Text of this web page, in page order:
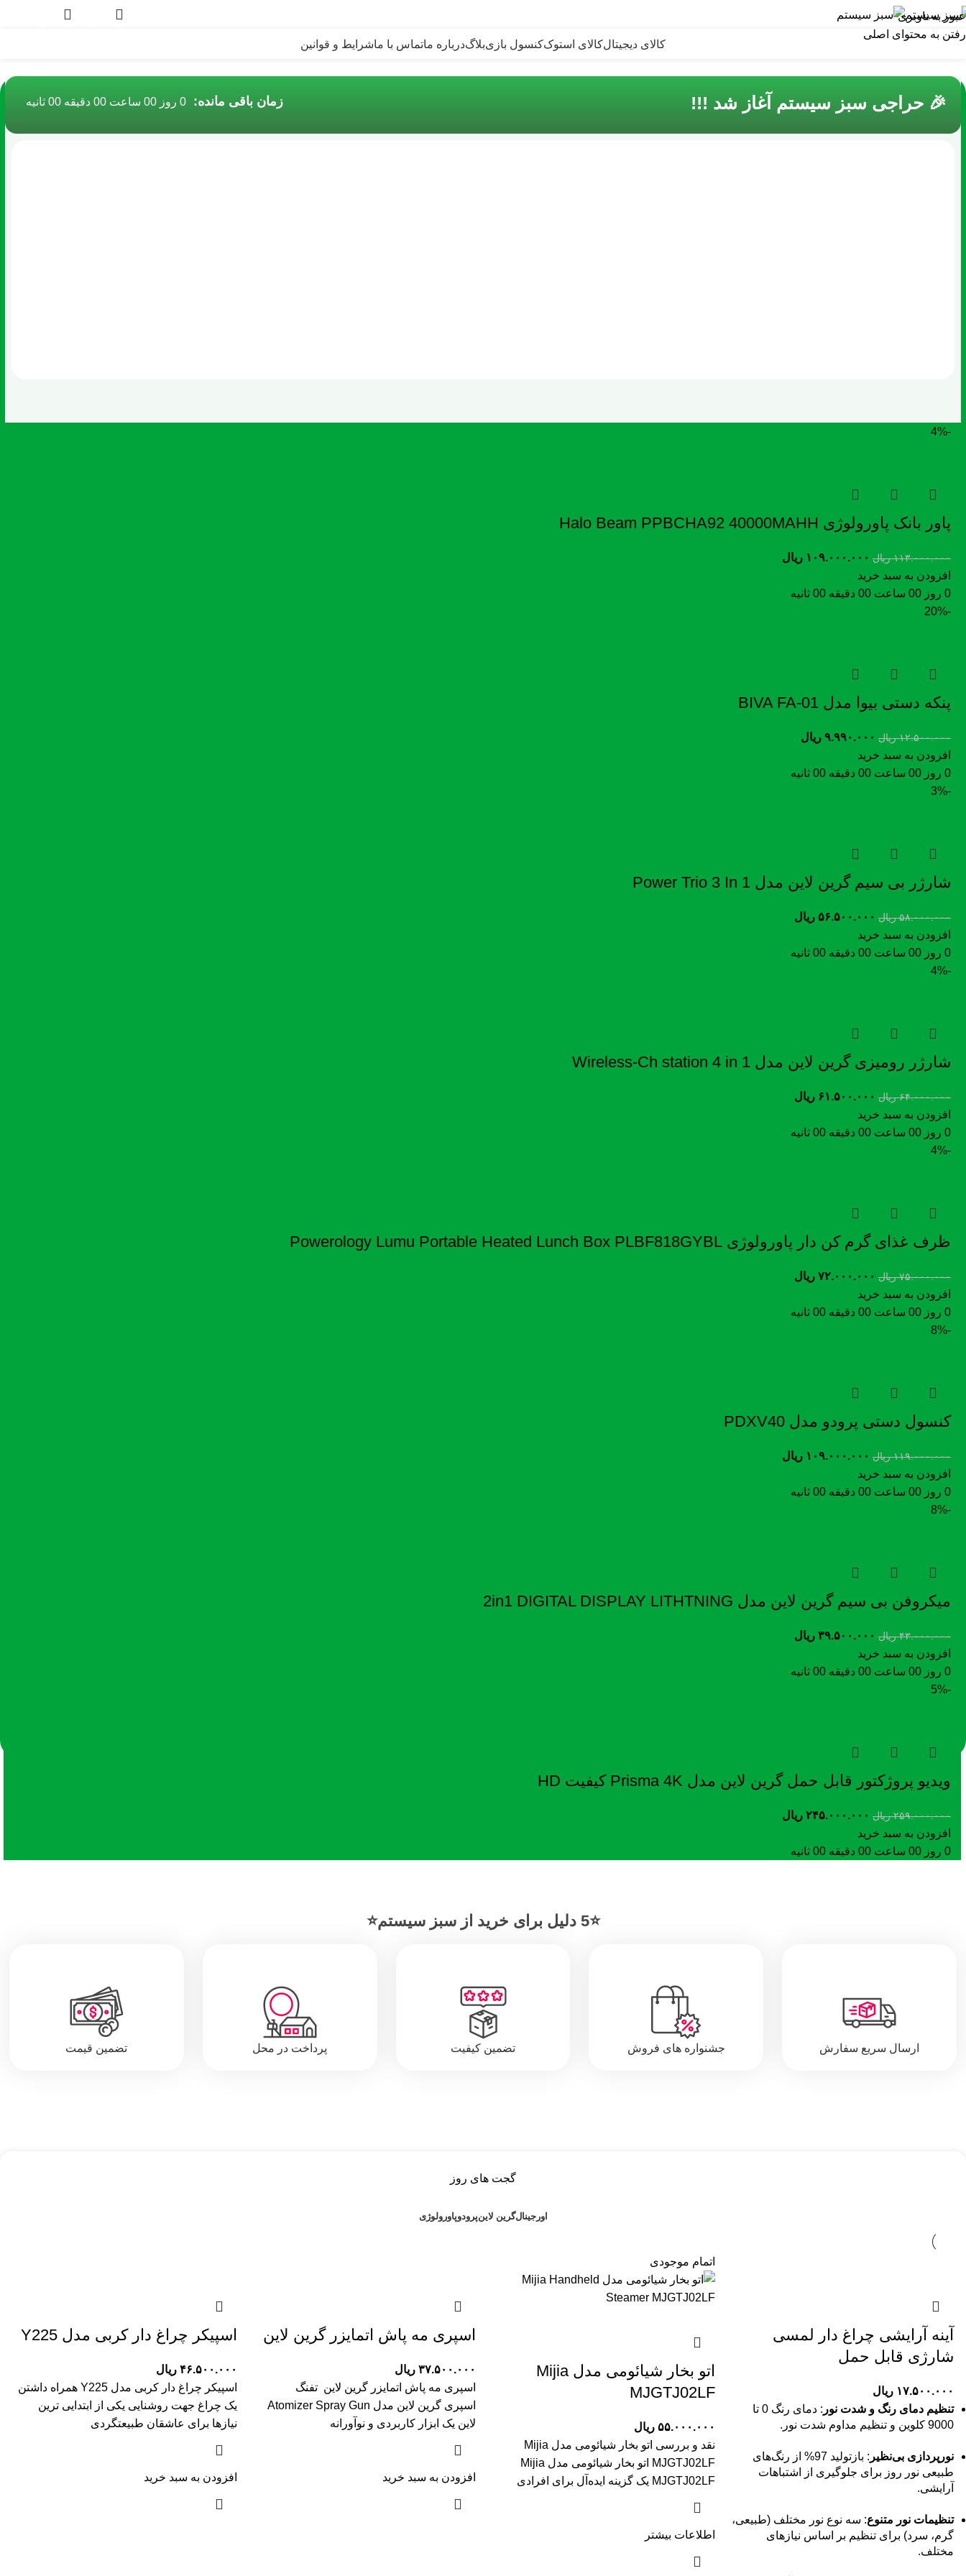
عبور به ناوبری
رفتن به محتوای اصلی
کالای دیجیتالکالای استوککنسول بازیبلاگدرباره ماتماس با ماشرایط و قوانین
🎉 حراجی سبز سیستم آغاز شد !!! زمان باقی مانده: 0 روز 00 ساعت 00 دقیقه 00 ثانیه
-4%
پاور بانک پاورولوژی Halo Beam PPBCHA92 40000MAHH
۱۱۳.۰۰۰.۰۰۰ ریال ۱۰۹.۰۰۰.۰۰۰ ریال
افزودن به سبد خرید
0 روز 00 ساعت 00 دقیقه 00 ثانیه
-20%
پنکه دستی بیوا مدل BIVA FA-01
۱۲.۵۰۰.۰۰۰ ریال ۹.۹۹۰.۰۰۰ ریال
افزودن به سبد خرید
0 روز 00 ساعت 00 دقیقه 00 ثانیه
-3%
شارژر بی سیم گرین لاین مدل Power Trio 3 In 1
۵۸.۰۰۰.۰۰۰ ریال ۵۶.۵۰۰.۰۰۰ ریال
افزودن به سبد خرید
0 روز 00 ساعت 00 دقیقه 00 ثانیه
-4%
شارژر رومیزی گرین لاین مدل Wireless-Ch station 4 in 1
۶۴.۰۰۰.۰۰۰ ریال ۶۱.۵۰۰.۰۰۰ ریال
افزودن به سبد خرید
0 روز 00 ساعت 00 دقیقه 00 ثانیه
-4%
ظرف غذای گرم کن دار پاورولوژی Powerology Lumu Portable Heated Lunch Box PLBF818GYBL
۷۵.۰۰۰.۰۰۰ ریال ۷۲.۰۰۰.۰۰۰ ریال
افزودن به سبد خرید
0 روز 00 ساعت 00 دقیقه 00 ثانیه
-8%
کنسول دستی پرودو مدل PDXV40
۱۱۹.۰۰۰.۰۰۰ ریال ۱۰۹.۰۰۰.۰۰۰ ریال
افزودن به سبد خرید
0 روز 00 ساعت 00 دقیقه 00 ثانیه
-8%
میکروفن بی سیم گرین لاین مدل 2in1 DIGITAL DISPLAY LITHTNING
۴۳.۰۰۰.۰۰۰ ریال ۳۹.۵۰۰.۰۰۰ ریال
افزودن به سبد خرید
0 روز 00 ساعت 00 دقیقه 00 ثانیه
-5%
ویدیو پروژکتور قابل حمل گرین لاین مدل Prisma 4K کیفیت HD
۲۵۹.۰۰۰.۰۰۰ ریال ۲۴۵.۰۰۰.۰۰۰ ریال
افزودن به سبد خرید
0 روز 00 ساعت 00 دقیقه 00 ثانیه
⭐5 دلیل برای خرید از سبز سیستم⭐
ارسال سریع سفارش جشنواره های فروش تضمین کیفیت پرداخت در محل تضمین قیمت
گجت های روز
اورجینالگرین لاینپرودوپاورولوژی
آینه آرایشی چراغ دار لمسی
شارژی قابل حمل
۱۷.۵۰۰.۰۰۰ ریال
تنظیم دمای رنگ و شدت نور
: دمای رنگ 0 تا
9000 کلوین و تنظیم مداوم شدت نور.
نورپردازی بی‌نظیر
: بازتولید 97% از رنگ‌های
طبیعی نور روز برای جلوگیری از اشتباهات
آرایشی.
تنظیمات نور متنوع: سه نوع نور مختلف (طبیعی،
گرم، سرد) برای تنظیم بر اساس نیازهای
مختلف.
اتمام موجودی
اتو بخار شیائومی مدل Mijia
MJGTJ02LF
۵۵.۰۰۰.۰۰۰ ریال
نقد و بررسی اتو بخار شیائومی مدل Mijia
MJGTJ02LF اتو بخار شیائومی مدل Mijia
MJGTJ02LF یک گزینه ایده‌آل برای افرادی
اطلاعات بیشتر
اسپری مه پاش اتمایزر گرین لاین ‎
۳۷.۵۰۰.۰۰۰ ریال
اسپری مه پاش اتمایزر گرین لاین ‎ تفنگ
اسپری گرین لاین مدل Atomizer Spray Gun
لاین یک ابزار کاربردی و نوآورانه
افزودن به سبد خرید
اسپیکر چراغ دار کربی مدل Y225
۴۶.۵۰۰.۰۰۰ ریال
اسپیکر چراغ دار کربی مدل Y225 همراه داشتن
یک چراغ جهت روشنایی یکی از ابتدایی ترین
نیازها برای عاشقان طبیعتگردی
افزودن به سبد خرید